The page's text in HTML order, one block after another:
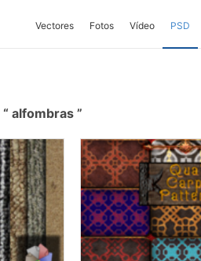
Vectores Fotos Vídeo PSD
alfombras